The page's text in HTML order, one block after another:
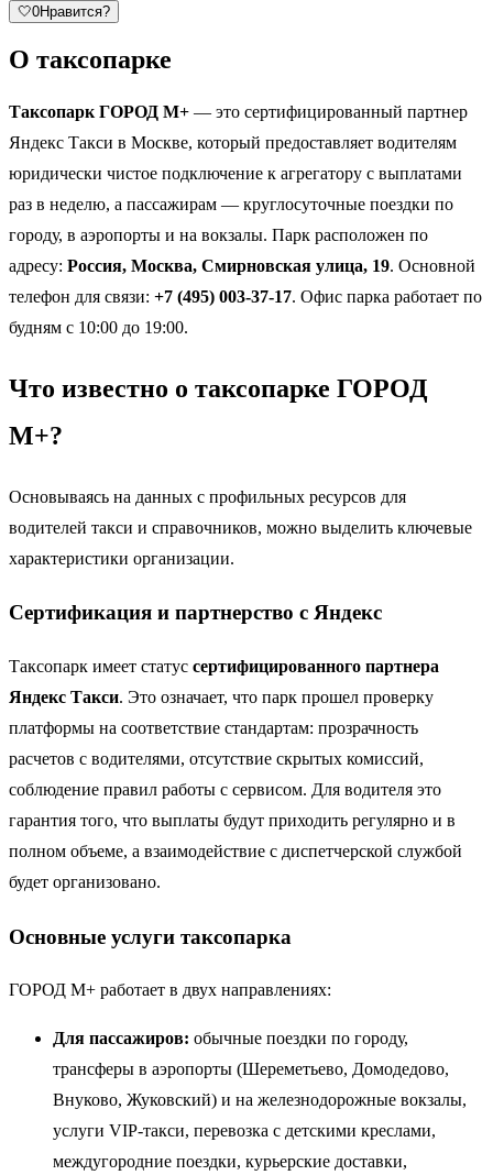
🤍0Нравится?
О таксопарке
Таксопарк ГОРОД М+ — это сертифицированный партнер
Яндекс Такси в Москве, который предоставляет водителям
юридически чистое подключение к агрегатору с выплатами
раз в неделю, а пассажирам — круглосуточные поездки по
городу, в аэропорты и на вокзалы. Парк расположен по
адресу: Россия, Москва, Смирновская улица, 19. Основной
телефон для связи: +7 (495) 003-37-17. Офис парка работает по
будням с 10:00 до 19:00.
Что известно о таксопарке ГОРОД
М+?
Основываясь на данных с профильных ресурсов для
водителей такси и справочников, можно выделить ключевые
характеристики организации.
Сертификация и партнерство с Яндекс
Таксопарк имеет статус сертифицированного партнера
Яндекс Такси. Это означает, что парк прошел проверку
платформы на соответствие стандартам: прозрачность
расчетов с водителями, отсутствие скрытых комиссий,
соблюдение правил работы с сервисом. Для водителя это
гарантия того, что выплаты будут приходить регулярно и в
полном объеме, а взаимодействие с диспетчерской службой
будет организовано.
Основные услуги таксопарка
ГОРОД М+ работает в двух направлениях:
Для пассажиров: обычные поездки по городу,
трансферы в аэропорты (Шереметьево, Домодедово,
Внуково, Жуковский) и на железнодорожные вокзалы,
услуги VIP-такси, перевозка с детскими креслами,
междугородние поездки, курьерские доставки,